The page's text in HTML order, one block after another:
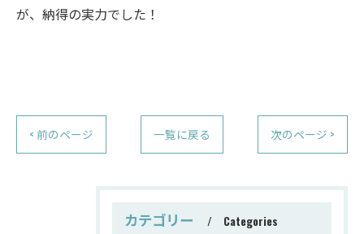
が、納得の実力でした！
< 前のページ 一覧に戻る 次のページ >
カテゴリー Categories